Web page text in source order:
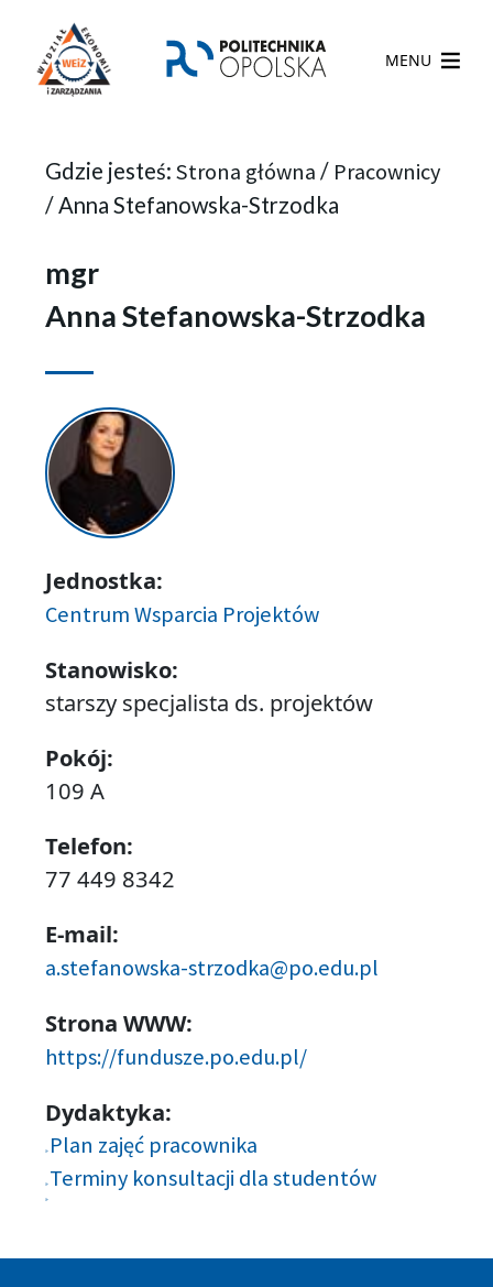
MENU
Gdzie jesteś: Strona główna / Pracownicy
/ Anna Stefanowska-Strzodka
mgr
Anna Stefanowska-Strzodka
Jednostka:
Centrum Wsparcia Projektów
Stanowisko:
starszy specjalista ds. projektów
Pokój:
109 A
Telefon:
77 449 8342
E-mail:
a.stefanowska-strzodka@po.edu.pl
Strona WWW:
https://fundusze.po.edu.pl/
Dydaktyka:
Plan zajęć pracownika
Terminy konsultacji dla studentów